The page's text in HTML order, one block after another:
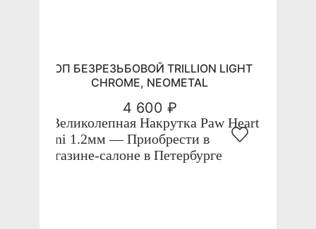
ТОП БЕЗРЕЗЬБОВОЙ TRILLION LIGHT
CHROME, NEOMETAL
4 600 ₽